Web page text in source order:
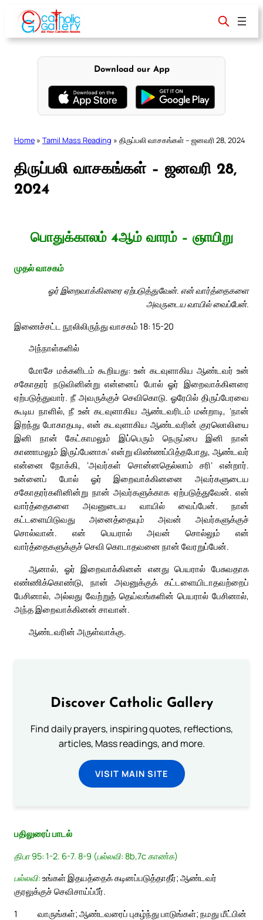
content
Download our App
Home » Tamil Mass Reading » திருப்பலி வாசகங்கள் – ஜனவரி 28, 2024
திருப்பலி வாசகங்கள் – ஜனவரி 28,
2024
பொதுக்காலம் 4ஆம் வாரம் – ஞாயிறு
முதல் வாசகம்
ஓர் இறைவாக்கினரை ஏற்படுத்துவேன். என் வார்த்தைகளை
அவருடைய வாயில் வைப்பேன்.
இணைச்சட்ட நூலிலிருந்து வாசகம் 18: 15-20
அந்நாள்களில்
மோசே மக்களிடம் கூறியது: உன் கடவுளாகிய ஆண்டவர் உன்
சகோதரர் நடுவினின்று என்னைப் போல் ஓர் இறைவாக்கினரை
ஏற்படுத்துவார். நீ அவருக்குச் செவிகொடு. ஓரேபில் திருப்பேரவை
கூடிய நாளில், நீ உன் கடவுளாகிய ஆண்டவரிடம் மன்றாடி, ‘நான்
இறந்து போகாதபடி, என் கடவுளாகிய ஆண்டவரின் குரலொலியை
இனி நான் கேட்காமலும் இப்பெரும் நெருப்பை இனி நான்
காணாமலும் இருப்பேனாக’ என்று விண்ணப்பித்தபோது, ஆண்டவர்
என்னை நோக்கி, ‘அவர்கள் சொன்னதெல்லாம் சரி’ என்றார்.
உன்னைப் போல் ஓர் இறைவாக்கினனை அவர்களுடைய
சகோதரர்களினின்று நான் அவர்களுக்காக ஏற்படுத்துவேன். என்
வார்த்தைகளை அவனுடைய வாயில் வைப்பேன். நான்
கட்டளையிடுவது அனைத்தையும் அவன் அவர்களுக்குச்
சொல்வான். என் பெயரால் அவன் சொல்லும் என்
வார்த்தைகளுக்குச் செவி கொடாதவனை நான் வேரறுப்பேன்.
ஆனால், ஓர் இறைவாக்கினன் எனது பெயரால் பேசுவதாக
எண்ணிக்கொண்டு, நான் அவனுக்குக் கட்டளையிடாதவற்றைப்
பேசினால், அல்லது வேற்றுத் தெய்வங்களின் பெயரால் பேசினால்,
அந்த இறைவாக்கினன் சாவான்.
ஆண்டவரின் அருள்வாக்கு.
Discover Catholic Gallery
Find daily prayers, inspiring quotes, reflections,
articles, Mass readings, and more.
VISIT MAIN SITE
பதிலுரைப் பாடல்
திபா 95: 1-2. 6-7. 8-9 (பல்லவி: 8b,7c காண்க)
பல்லவி: உங்கள் இதயத்தைக் கடினப்படுத்தாதீர்; ஆண்டவர்
குரலுக்குச் செவிசாய்ப்பீர்.
1
வாருங்கள்; ஆண்டவரைப் புகழ்ந்து பாடுங்கள்; நமது மீட்பின்